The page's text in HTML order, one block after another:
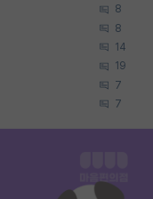
8
8
14
19
7
7